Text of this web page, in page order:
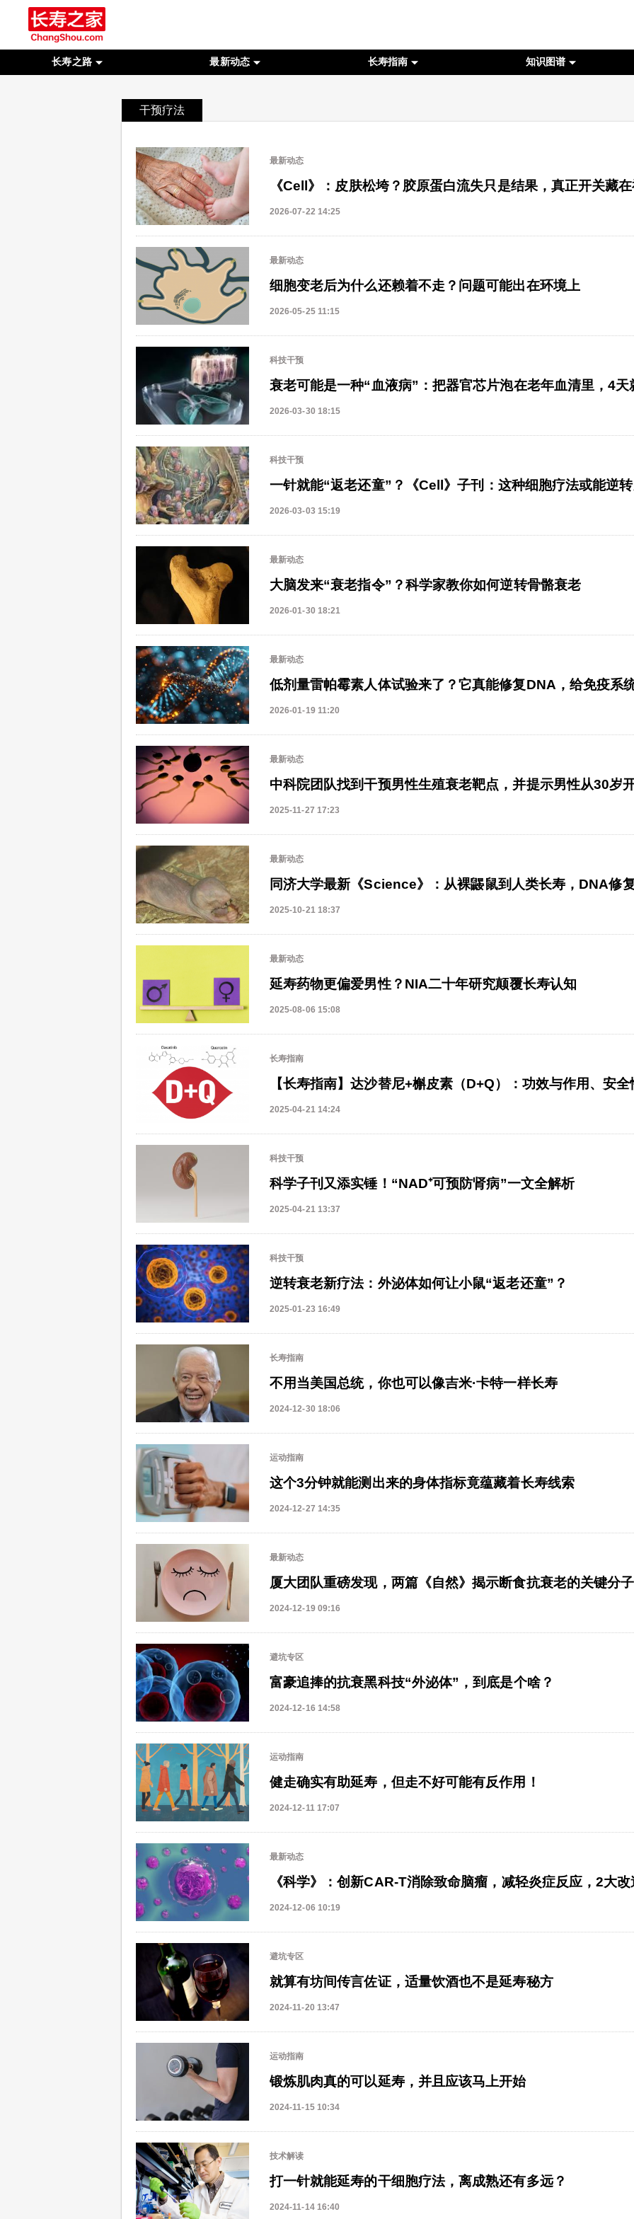
长寿之路 最新动态 长寿指南 知识图谱
干预疗法
最新动态
《Cell》：皮肤松垮？胶原蛋白流失只是结果，真正开关藏
2026-07-22 14:25
最新动态
细胞变老后为什么还赖着不走？问题可能出在环境上
2026-05-25 11:15
科技干预
衰老可能是一种“血液病”：把器官芯片泡在老年血清里，4天
2026-03-30 18:15
科技干预
一针就能“返老还童”？《Cell》子刊：这种细胞疗法或能逆
2026-03-03 15:19
最新动态
大脑发来“衰老指令”？科学家教你如何逆转骨骼衰老
2026-01-30 18:21
最新动态
低剂量雷帕霉素人体试验来了？它真能修复DNA，给免疫系
2026-01-19 11:20
最新动态
中科院团队找到干预男性生殖衰老靶点，并提示男性从30岁
2025-11-27 17:23
最新动态
同济大学最新《Science》：从裸鼹鼠到人类长寿，DNA修
2025-10-21 18:37
最新动态
延寿药物更偏爱男性？NIA二十年研究颠覆长寿认知
2025-08-06 15:08
长寿指南
【长寿指南】达沙替尼+槲皮素（D+Q）：功效与作用、安
2025-04-21 14:24
科技干预
科学子刊又添实锤！“NAD⁺可预防肾病”一文全解析
2025-04-21 13:37
科技干预
逆转衰老新疗法：外泌体如何让小鼠“返老还童”？
2025-01-23 16:49
长寿指南
不用当美国总统，你也可以像吉米·卡特一样长寿
2024-12-30 18:06
运动指南
这个3分钟就能测出来的身体指标竟蕴藏着长寿线索
2024-12-27 14:35
最新动态
厦大团队重磅发现，两篇《自然》揭示断食抗衰老的关键分子
2024-12-19 09:16
避坑专区
富豪追捧的抗衰黑科技“外泌体”，到底是个啥？
2024-12-16 14:58
运动指南
健走确实有助延寿，但走不好可能有反作用！
2024-12-11 17:07
最新动态
《科学》：创新CAR-T消除致命脑瘤，减轻炎症反应，2大
2024-12-06 10:19
避坑专区
就算有坊间传言佐证，适量饮酒也不是延寿秘方
2024-11-20 13:47
运动指南
锻炼肌肉真的可以延寿，并且应该马上开始
2024-11-15 10:34
技术解读
打一针就能延寿的干细胞疗法，离成熟还有多远？
2024-11-14 16:40